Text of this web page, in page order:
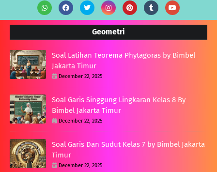
Geometri
Soal Latihan Teorema Phytagoras by Bimbel
Jakarta Timur
December 22, 2025
Soal Garis Singgung Lingkaran Kelas 8 By
Bimbel Jakarta Timur
December 22, 2025
Soal Garis Dan Sudut Kelas 7 by Bimbel Jakarta
Timur
December 22, 2025